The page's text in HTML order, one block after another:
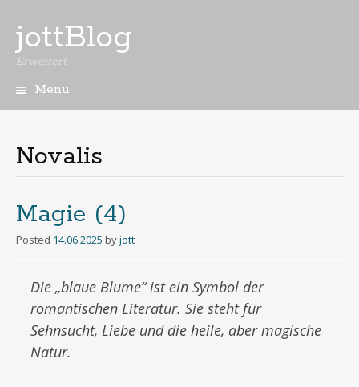
jottBlog
Erweitert
Menu
Novalis
Magie (4)
Posted 14.06.2025 byjott
Die „blaue Blume“ ist ein Symbol der
romantischen Literatur. Sie steht für
Sehnsucht, Liebe und die heile, aber magische
Natur.